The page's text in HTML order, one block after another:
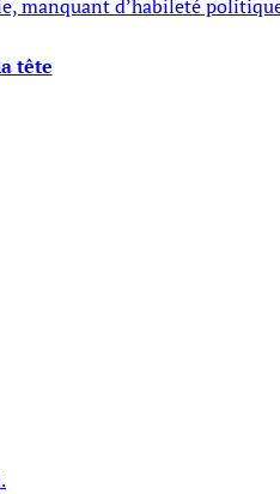
d’habileté
tête